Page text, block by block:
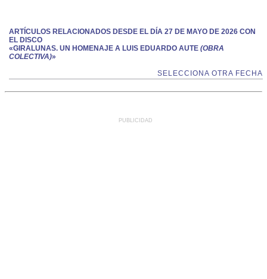
ARTÍCULOS RELACIONADOS DESDE EL DÍA 27 DE MAYO DE 2026 CON
EL DISCO
«GIRALUNAS. UN HOMENAJE A LUIS EDUARDO AUTE (OBRA
COLECTIVA)»
SELECCIONA OTRA FECHA
PUBLICIDAD